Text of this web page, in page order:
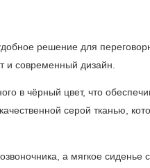
решение для
и современный дизайн.
в чёрный цвет, что
серой тканью,
а мягкое сиденье